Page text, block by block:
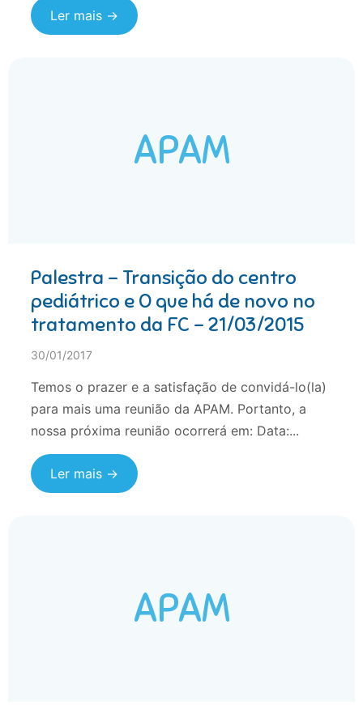
Ler mais →
APAM
Palestra – Transição do centro
pediátrico e O que há de novo no
tratamento da FC – 21/03/2015
30/01/2017
Temos o prazer e a satisfação de convidá-lo(la)
para mais uma reunião da APAM. Portanto, a
nossa próxima reunião ocorrerá em: Data:...
Ler mais →
APAM